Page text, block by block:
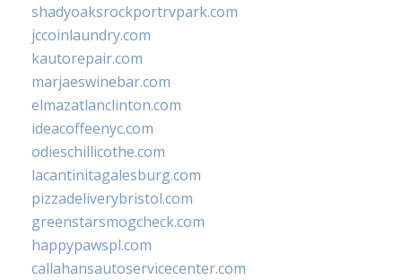
shadyoaksrockportrvpark.com
jccoinlaundry.com
kautorepair.com
marjaeswinebar.com
elmazatlanclinton.com
ideacoffeenyc.com
odieschillicothe.com
lacantinitagalesburg.com
pizzadeliverybristol.com
greenstarsmogcheck.com
happypawspl.com
callahansautoservicecenter.com